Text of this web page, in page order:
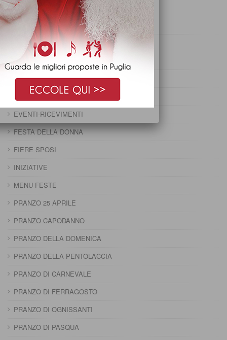
FEATURED CATEGORIES
CENA DI SAN VALENTINO
CENONE SAN SILVESTRO
CONSIGLI
CONSIGLI PER RICEVIMENTI
CURIOSITÀ
EVENTI-RICEVIMENTI
FESTA DELLA DONNA
FIERE SPOSI
INIZIATIVE
MENU FESTE
PRANZO 25 APRILE
PRANZO CAPODANNO
PRANZO DELLA DOMENICA
PRANZO DELLA PENTOLACCIA
PRANZO DI CARNEVALE
PRANZO DI FERRAGOSTO
PRANZO DI OGNISSANTI
PRANZO DI PASQUA